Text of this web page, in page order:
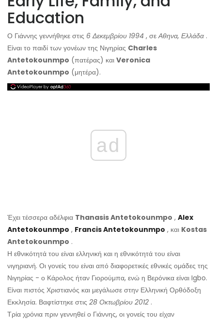
Education
Ο Γιάννης γεννήθηκε στις 6 Δεκεμβρίου 1994 , σεΑθηνα, Ελλάδα .
Είναι το παιδί των γονέων της Νιγηρίας Charles
Antetokounmpo (πατέρας) και Veronica
Antetokounmpo (μητέρα).
ad
Έχει τέσσερα αδέλφια Thanasis Antetokounmpo , Alex
Antetokounmpo , Francis Antetokounmpo , και Kostas
Antetokounmpo .
Η εθνικότητά του είναι ελληνική και η εθνικότητά του είναι
νιγηριανή. Οι γονείς του είναι από διαφορετικές εθνικές ομάδες της
Νιγηρίας - ο Κάρολος ήταν Γιορούμπα, ενώ η Βερόνικα είναι Igbo.
Είναι πιστός Χριστιανός και μεγάλωσε στην Ελληνική Ορθόδοξη
Εκκλησία. Βαφτίστηκε στις 28 Οκτωβρίου 2012 .
Τρία χρόνια πριν γεννηθεί ο Γιάννης, οι γονείς του είχαν